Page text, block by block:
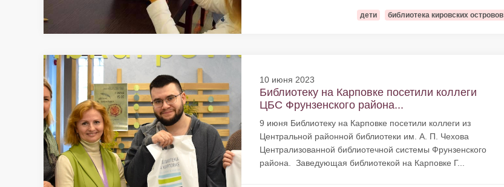
дети библиотека кировских островов
10 июня 2023
Библиотеку на Карповке посетили коллеги
ЦБС Фрунзенского района...
9 июня Библиотеку на Карповке посетили коллеги из
Центральной районной библиотеки им. А. П. Чехова
Централизованной библиотечной системы Фрунзенского
района. Заведующая библиотекой на Карповке Г...